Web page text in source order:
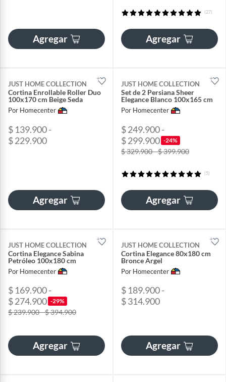
Agregar
(27)
Agregar
JUST HOME COLLECTION
Cortina Enrollable Roller Duo
100x170 cm Beige Seda
Por Homecenter
$ 139.900 -
$ 229.900
Agregar
JUST HOME COLLECTION
Set de 2 Persiana Sheer
Elegance Blanco 100x165 cm
Por Homecenter
$ 249.900 -
$ 299.900 -24%
$ 329.900 - $ 399.900
(5)
Agregar
JUST HOME COLLECTION
Cortina Elegance Sabina
Petróleo 100x180 cm
Por Homecenter
$ 169.900 -
$ 274.900 -29%
$ 239.900 - $ 394.900
Agregar
JUST HOME COLLECTION
Cortina Elegance 80x180 cm
Bronce Argel
Por Homecenter
$ 189.900 -
$ 314.900
Agregar